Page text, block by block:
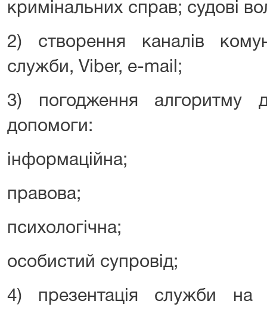
кримінальних справ; судові
2) створення каналів
служби, Vіber, e-mail;
3) погодження алгоритму
допомоги:
інформаційна;
правова;
психологічна;
особистий супровід;
4) презентація служби на